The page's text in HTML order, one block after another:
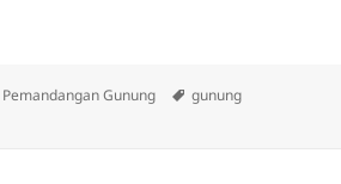
Categories
Pemandangan Gunung Tags
gunung